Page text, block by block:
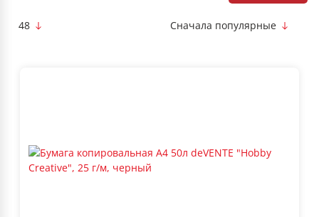
48 Сначала популярные